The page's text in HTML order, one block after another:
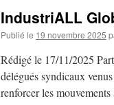
IndustriALL
Publié le 19 novembre 2025
Rédigé le 17/11/2025
délégués syndicaux
renforcer les